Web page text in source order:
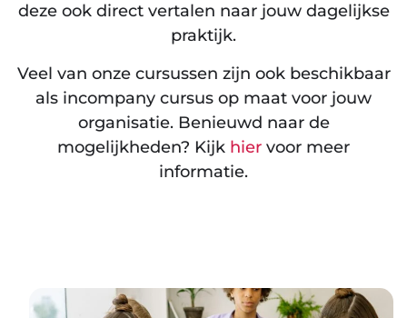
deze ook direct vertalen naar jouw dagelijkse
praktijk.
Veel van onze cursussen zijn ook beschikbaar
als incompany cursus op maat voor jouw
organisatie. Benieuwd naar de
mogelijkheden? Kijk hier voor meer
informatie.